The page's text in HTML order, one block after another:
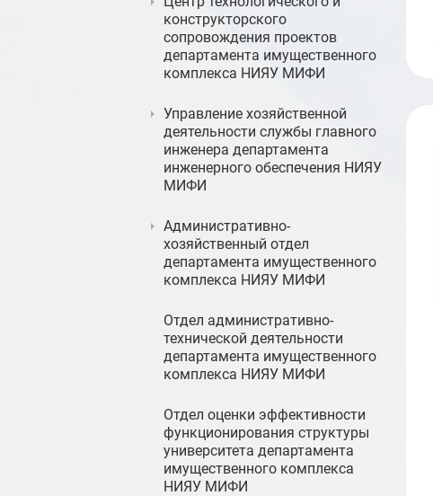
конструкторского
сопровождения проектов
департамента имущественного
комплекса НИЯУ МИФИ
Управление хозяйственной
деятельности службы главного
инженера департамента
инженерного обеспечения НИЯУ
МИФИ
Административно-
хозяйственный отдел
департамента имущественного
комплекса НИЯУ МИФИ
Отдел административно-
технической деятельности
департамента имущественного
комплекса НИЯУ МИФИ
Отдел оценки эффективности
функционирования структуры
университета департамента
имущественного комплекса
НИЯУ МИФИ